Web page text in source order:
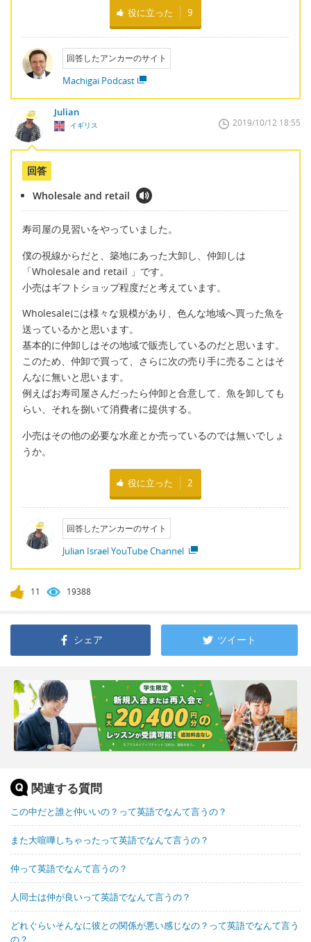
役に立った 9
回答したアンカーのサイト
Machigai Podcast
Julian
イギリス 2019/10/12 18:55
回答
Wholesale and retail
寿司屋の見習いをやっていました。
僕の視線からだと、築地にあった大卸し、仲卸しは
「Wholesale and retail 」です。
小売はギフトショップ程度だと考えています。
Wholesaleには様々な規模があり、色んな地域へ買った魚を
送っているかと思います。
基本的に仲卸しはその地域で販売しているのだと思います。
このため、仲卸で買って、さらに次の売り手に売ることはそ
んなに無いと思います。
例えばお寿司屋さんだったら仲卸と合意して、魚を卸しても
らい、それを捌いて消費者に提供する。
小売はその他の必要な水産とか売っているのでは無いでしょ
うか。
役に立った 2
回答したアンカーのサイト
Julian Israel YouTube Channel
11 19388
シェア ツイート
関連する質問
この中だと誰と仲いいの？って英語でなんて言うの？
また大喧嘩しちゃったって英語でなんて言うの？
仲って英語でなんて言うの？
人同士は仲が良いって英語でなんて言うの？
どれぐらいそんなに彼との関係が悪い感じなの？って英語でなんて言う
の？